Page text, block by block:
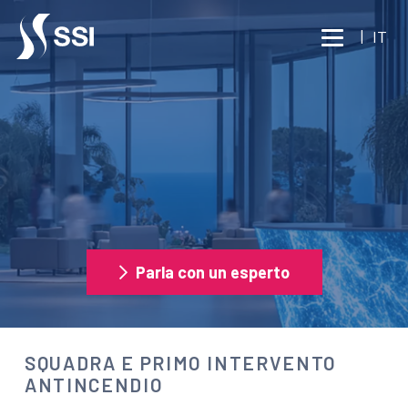
Vai al contenuto principale
| IT
SICUREZZA
SQUADRA E PRIMO
INTERVENTO ANTINCENDIO
Parla con un esperto
SQUADRA E PRIMO INTERVENTO
ANTINCENDIO